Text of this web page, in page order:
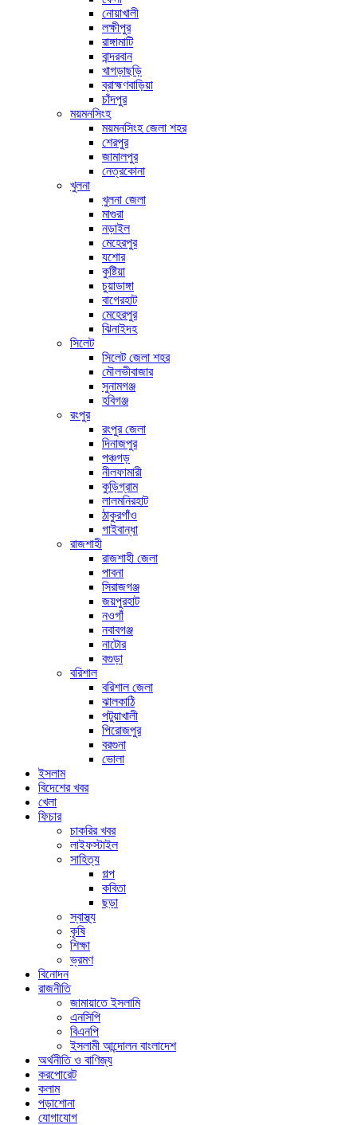
নোয়াখালী
লক্ষীপুর
রাঙ্গামাটি
বান্দরবান
খাগড়াছড়ি
ব্রাহ্মণবাড়িয়া
চাঁদপুর
ময়মনসিংহ
ময়মনসিংহ জেলা শহর
শেরপুর
জামালপুর
নেত্রকোনা
খুলনা
খুলনা জেলা
মাগুরা
নড়াইল
মেহেরপুর
যশোর
কুষ্টিয়া
চুয়াডাঙ্গা
বাগেরহাট
মেহেরপুর
ঝিনাইদহ
সিলেট
সিলেট জেলা শহর
মৌলভীবাজার
সুনামগঞ্জ
হবিগঞ্জ
রংপুর
রংপুর জেলা
দিনাজপুর
পঞ্চগড়
নীলফামারী
কুড়িগ্রাম
লালমনিরহাট
ঠাকুরগাঁও
গাইবান্ধা
রাজশাহী
রাজশাহী জেলা
পাবনা
সিরাজগঞ্জ
জয়পুরহাট
নওগাঁ
নবাবগঞ্জ
নাটোর
বগুড়া
বরিশাল
বরিশাল জেলা
ঝালকাঠি
পটুয়াখালী
পিরোজপুর
বরগুনা
ভোলা
ইসলাম
বিদেশের খবর
খেলা
ফিচার
চাকরির খবর
লাইফস্টাইল
সাহিত্য
গল্প
কবিতা
ছড়া
স্বাস্থ্য
কৃষি
শিক্ষা
ভ্রমণ
বিনোদন
রাজনীতি
জামায়াতে ইসলামি
এনসিপি
বিএনপি
ইসলামী আন্দোলন বাংলাদেশ
অর্থনীতি ও বাণিজ্য
করপোরেট
কলাম
পড়াশোনা
যোগাযোগ